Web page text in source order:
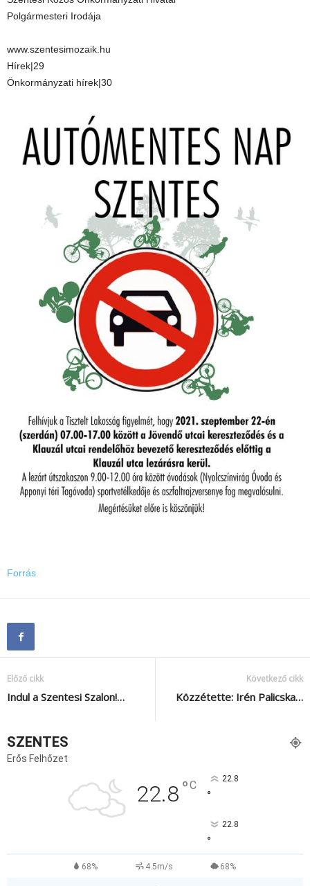
Polgármesteri Irodája
www.szentesimozaik.hu
Hírek|29
Önkormányzati hírek|30
Forrás
Előző cikk
Indul a Szentesi Szalon!…
Következő cikk
Közzétette: Irén Palicska…
SZENTES
Erős Felhőzet
22.8°C 22.8
°
22.8
°
68% 4.5m/s 68%